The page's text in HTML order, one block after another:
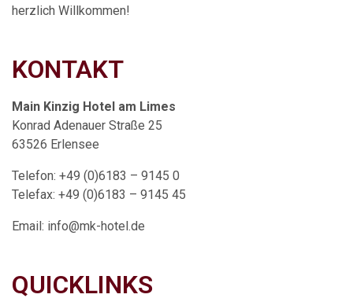
herzlich Willkommen!
KONTAKT
Main Kinzig Hotel am Limes
Konrad Adenauer Straße 25
63526 Erlensee
Telefon: +49 (0)6183 – 9145 0
Telefax: +49 (0)6183 – 9145 45
Email: info@mk-hotel.de
QUICKLINKS